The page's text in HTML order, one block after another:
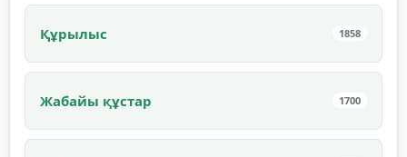
Құрылыс 1858
Жабайы құстар 1700